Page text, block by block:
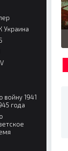
Украина
войну 1941
года